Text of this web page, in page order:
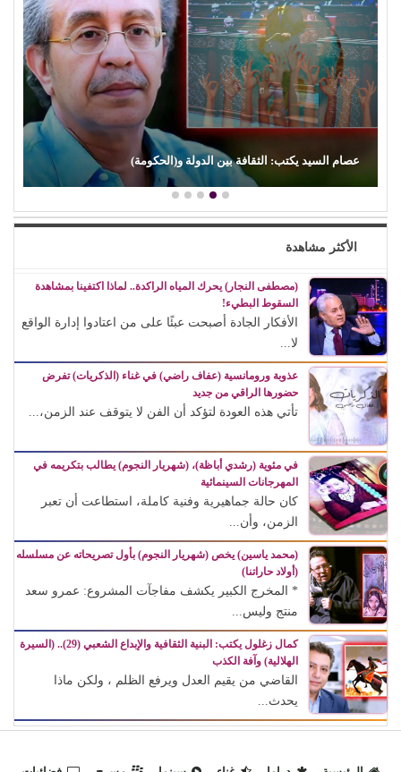
د. محمد الطربيلي يكتب: (علي الكسار).. بين التوهج والخفوت
الأكثر مشاهدة
(مصطفى النجار) يحرك المياه الراكدة.. لماذا اكتفينا بمشاهدة
السقوط البطيء!
الأفكار الجادة أصبحت عبئًا على من اعتادوا إدارة الواقع
لا...
عذوبة ورومانسية (عفاف راضي) في غناء (الذكريات) تفرض
حضورها الراقي من جديد
تأتي هذه العودة لتؤكد أن الفن لا يتوقف عند الزمن،...
في مئوية (رشدي أباظة)، (شهريار النجوم) يطالب بتكريمه في
المهرجانات السينمائية
كان حالة جماهيرية وفنية كاملة، استطاعت أن تعبر
الزمن، وأن...
(محمد ياسين) يخص (شهريار النجوم) بأول تصريحاته عن مسلسله
(أولاد حاراتنا)
* المخرج الكبير يكشف مفاجآت المشروع: عمرو سعد
منتج وليس...
كمال زغلول يكتب: البنية الثقافية والإبداع الشعبي (29).. (السيرة
الهلالية) وآفة الكذب
القاضي من يقيم العدل ويرفع الظلم ، ولكن ماذا
يحدث...